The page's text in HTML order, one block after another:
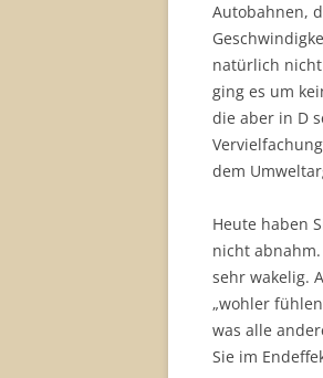
Autobahnen,
natürlich
ging es um
die aber in D
dem
Heute haben
nicht
sehr wakelig.
„wohler
was alle
Sie im